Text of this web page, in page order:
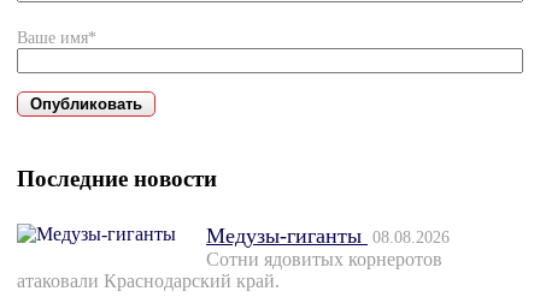
Ваше имя*
Последние новости
Медузы-гиганты 08.08.2026
Сотни ядовитых корнеротов
атаковали Краснодарский край.